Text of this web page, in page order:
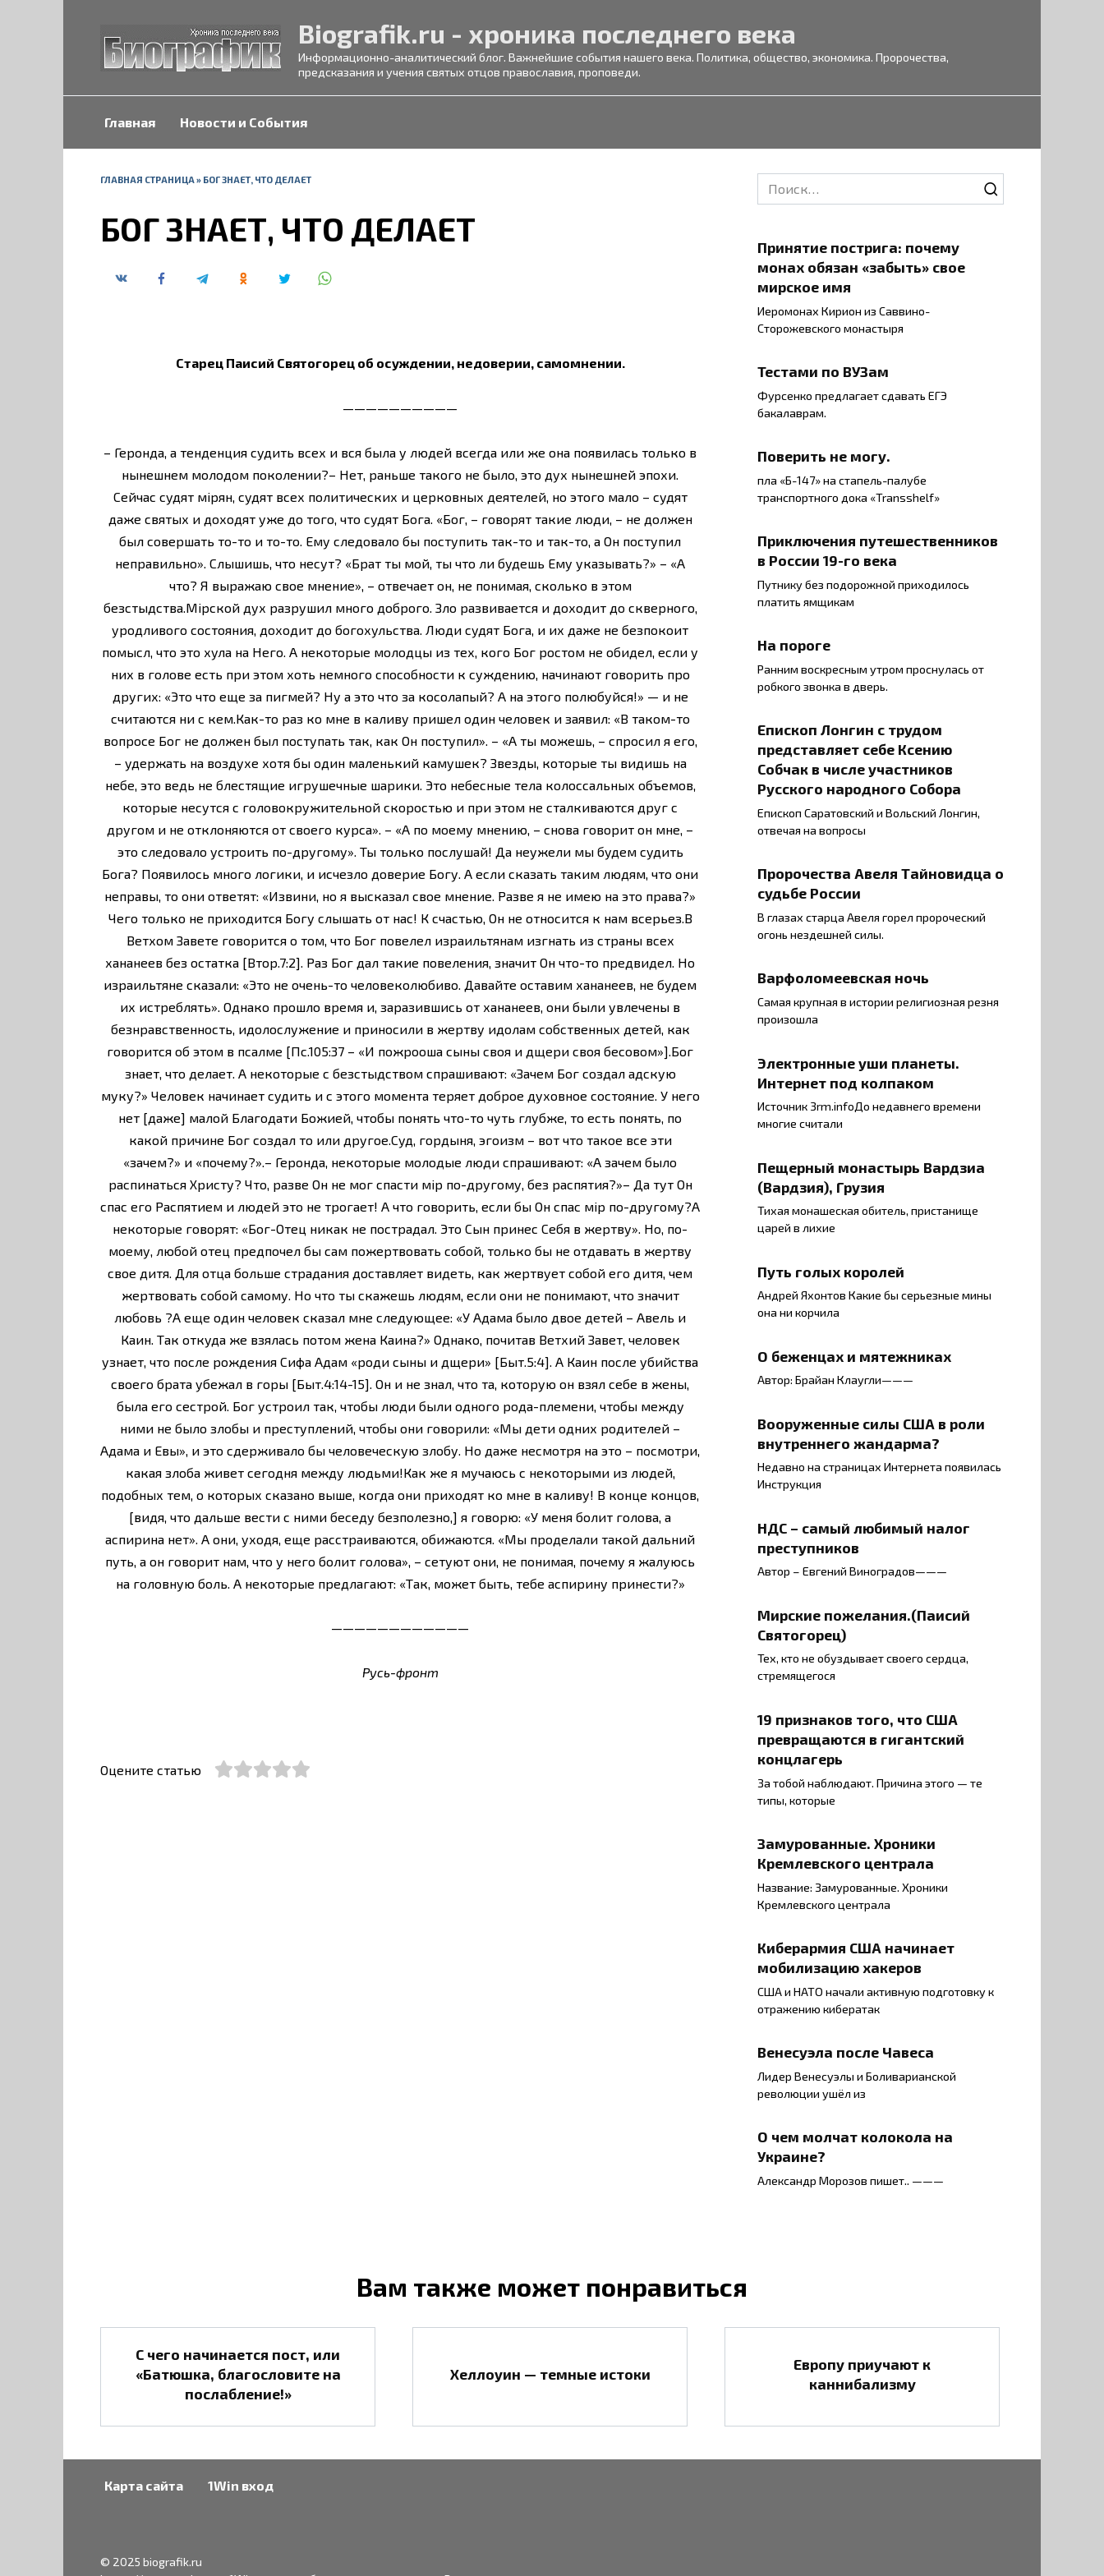
Biografik.ru - хроника последнего века
Информационно-аналитический блог. Важнейшие события нашего века. Политика, общество, экономика. Пророчества,
предсказания и учения святых отцов православия, проповеди.
Главная Новости и События
ГЛАВНАЯ СТРАНИЦА» БОГ ЗНАЕТ, ЧТО ДЕЛАЕТ
БОГ ЗНАЕТ, ЧТО ДЕЛАЕТ
Старец Паисий Святогорец об осуждении, недоверии, самомнении.
——————————
– Геронда, а тенденция судить всех и вся была у людей всегда или же она появилась только в
нынешнем молодом поколении?– Нет, раньше такого не было, это дух нынешней эпохи.
Сейчас судят мiрян, судят всех политических и церковных деятелей, но этого мало – судят
даже святых и доходят уже до того, что судят Бога. «Бог, – говорят такие люди, – не должен
был совершать то-то и то-то. Ему следовало бы поступить так-то и так-то, а Он поступил
неправильно». Слышишь, что несут? «Брат ты мой, ты что ли будешь Ему указывать?» – «А
что? Я выражаю свое мнение», – отвечает он, не понимая, сколько в этом
безстыдства.Мiрской дух разрушил много доброго. Зло развивается и доходит до скверного,
уродливого состояния, доходит до богохульства. Люди судят Бога, и их даже не безпокоит
помысл, что это хула на Него. А некоторые молодцы из тех, кого Бог ростом не обидел, если у
них в голове есть при этом хоть немного способности к суждению, начинают говорить про
других: «Это что еще за пигмей? Ну а это что за косолапый? А на этого полюбуйся!» — и не
считаются ни с кем.Как-то раз ко мне в каливу пришел один человек и заявил: «В таком-то
вопросе Бог не должен был поступать так, как Он поступил». – «А ты можешь, – спросил я его,
– удержать на воздухе хотя бы один маленький камушек? Звезды, которые ты видишь на
небе, это ведь не блестящие игрушечные шарики. Это небесные тела колоссальных объемов,
которые несутся с головокружительной скоростью и при этом не сталкиваются друг с
другом и не отклоняются от своего курса». – «А по моему мнению, – снова говорит он мне, –
это следовало устроить по-другому». Ты только послушай! Да неужели мы будем судить
Бога? Появилось много логики, и исчезло доверие Богу. А если сказать таким людям, что они
неправы, то они ответят: «Извини, но я высказал свое мнение. Разве я не имею на это права?»
Чего только не приходится Богу слышать от нас! К счастью, Он не относится к нам всерьез.В
Ветхом Завете говорится о том, что Бог повелел израильтянам изгнать из страны всех
хананеев без остатка [Втор.7:2]. Раз Бог дал такие повеления, значит Он что-то предвидел. Но
израильтяне сказали: «Это не очень-то человеколюбиво. Давайте оставим хананеев, не будем
их истреблять». Однако прошло время и, заразившись от хананеев, они были увлечены в
безнравственность, идолослужение и приносили в жертву идолам собственных детей, как
говорится об этом в псалме [Пс.105:37 – «И пожрооша сыны своя и дщери своя бесовом»].Бог
знает, что делает. А некоторые с безстыдством спрашивают: «Зачем Бог создал адскую
муку?» Человек начинает судить и с этого момента теряет доброе духовное состояние. У него
нет [даже] малой Благодати Божией, чтобы понять что-то чуть глубже, то есть понять, по
какой причине Бог создал то или другое.Суд, гордыня, эгоизм – вот что такое все эти
«зачем?» и «почему?».– Геронда, некоторые молодые люди спрашивают: «А зачем было
распинаться Христу? Что, разве Он не мог спасти мiр по-другому, без распятия?»– Да тут Он
спас его Распятием и людей это не трогает! А что говорить, если бы Он спас мiр по-другому?А
некоторые говорят: «Бог-Отец никак не пострадал. Это Сын принес Себя в жертву». Но, по-
моему, любой отец предпочел бы сам пожертвовать собой, только бы не отдавать в жертву
свое дитя. Для отца больше страдания доставляет видеть, как жертвует собой его дитя, чем
жертвовать собой самому. Но что ты скажешь людям, если они не понимают, что значит
любовь ?А еще один человек сказал мне следующее: «У Адама было двое детей – Авель и
Каин. Так откуда же взялась потом жена Каина?» Однако, почитав Ветхий Завет, человек
узнает, что после рождения Сифа Адам «роди сыны и дщери» [Быт.5:4]. А Каин после убийства
своего брата убежал в горы [Быт.4:14-15]. Он и не знал, что та, которую он взял себе в жены,
была его сестрой. Бог устроил так, чтобы люди были одного рода-племени, чтобы между
ними не было злобы и преступлений, чтобы они говорили: «Мы дети одних родителей –
Адама и Евы», и это сдерживало бы человеческую злобу. Но даже несмотря на это – посмотри,
какая злоба живет сегодня между людьми!Как же я мучаюсь с некоторыми из людей,
подобных тем, о которых сказано выше, когда они приходят ко мне в каливу! В конце концов,
[видя, что дальше вести с ними беседу безполезно,] я говорю: «У меня болит голова, а
аспирина нет». А они, уходя, еще расстраиваются, обижаются. «Мы проделали такой дальний
путь, а он говорит нам, что у него болит голова», – сетуют они, не понимая, почему я жалуюсь
на головную боль. А некоторые предлагают: «Так, может быть, тебе аспирину принести?»
————————————
Русь-фронт
Оцените статью
Search
for:
Принятие пострига: почему
монах обязан «забыть» свое
мирское имя
Иеромонах Кирион из Саввино-
Сторожевского монастыря
Тестами по ВУЗам
Фурсенко предлагает сдавать ЕГЭ
бакалаврам.
Поверить не могу.
пла «Б-147» на стапель-палубе
транспортного дока «Transshelf»
Приключения путешественников
в России 19-го века
Путнику без подорожной приходилось
платить ямщикам
На пороге
Ранним воскресным утром проснулась от
робкого звонка в дверь.
Епископ Лонгин с трудом
представляет себе Ксению
Собчак в числе участников
Русского народного Собора
Епископ Саратовский и Вольский Лонгин,
отвечая на вопросы
Пророчества Авеля Тайновидца о
судьбе России
В глазах старца Авеля горел пророческий
огонь нездешней силы.
Варфоломеевская ночь
Самая крупная в истории религиозная резня
произошла
Электронные уши планеты.
Интернет под колпаком
Источник 3rm.infoДо недавнего времени
многие считали
Пещерный монастырь Вардзиа
(Вардзия), Грузия
Тихая монашеская обитель, пристанище
царей в лихие
Путь голых королей
Андрей Яхонтов Какие бы серьезные мины
она ни корчила
О беженцах и мятежниках
Автор: Брайан Клаугли———
Вооруженные силы США в роли
внутреннего жандарма?
Недавно на страницах Интернета появилась
Инструкция
НДС – самый любимый налог
преступников
Автор – Евгений Виноградов———
Мирские пожелания.(Паисий
Святогорец)
Тех, кто не обуздывает своего сердца,
стремящегося
19 признаков того, что США
превращаются в гигантский
концлагерь
За тобой наблюдают. Причина этого — те
типы, которые
Замурованные. Хроники
Кремлевского централа
Название: Замурованные. Хроники
Кремлевского централа
Киберармия США начинает
мобилизацию хакеров
США и НАТО начали активную подготовку к
отражению кибератак
Венесуэла после Чавеса
Лидер Венесуэлы и Боливарианской
революции ушёл из
О чем молчат колокола на
Украине?
Александр Морозов пишет.. ———
Вам также может понравиться
С чего начинается пост, или
«Батюшка, благословите на
послабление!»
Хеллоуин — темные истоки
Европу приучают к
каннибализму
Карта сайта 1Win вход
© 2025 biografik.ru